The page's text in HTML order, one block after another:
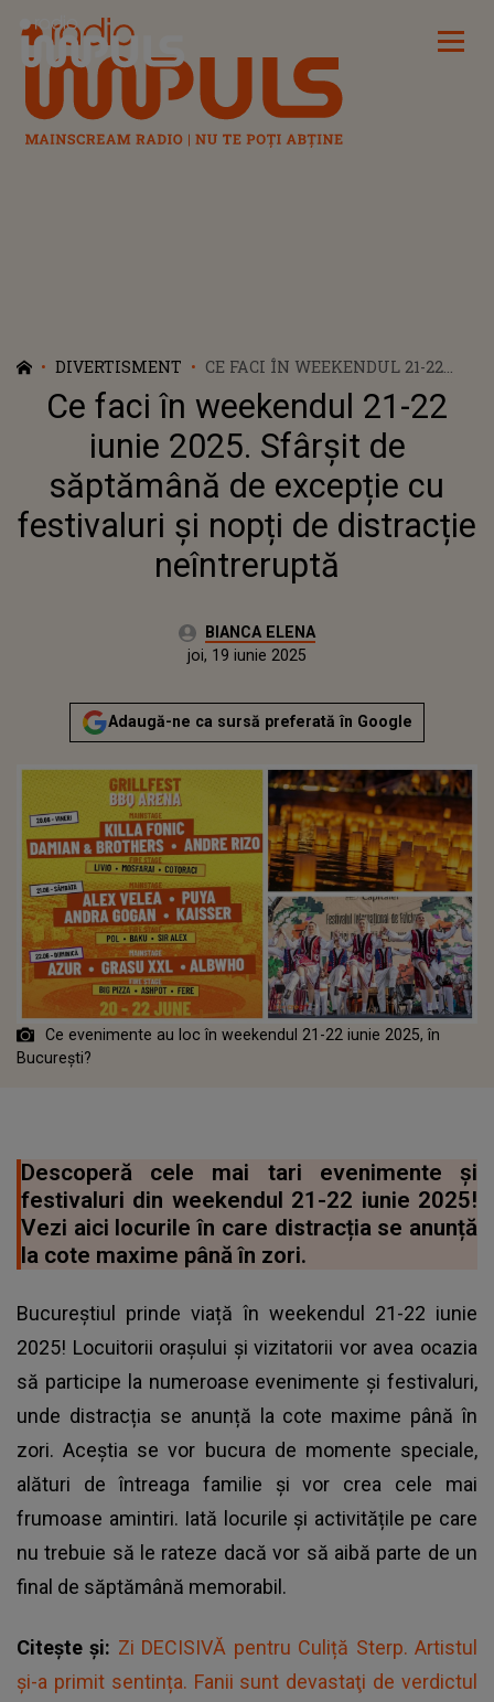
Radio Impuls
DIVERTISMENT
CE FACI ÎN WEEKENDUL 21-22
IUNIE 2025. SFÂRȘIT DE
SĂPTĂMÂNĂ DE EXCEPȚIE CU
FESTIVALURI ȘI NOPȚI DE
DISTRACȚIE NEÎNTRERUPTĂ
Ce faci în weekendul 21-22
iunie 2025. Sfârșit de
săptămână de excepție cu
festivaluri și nopți de distracție
neîntreruptă
Autor:BIANCA ELENA
Actualizat:
joi, 19 iunie 2025
Adaugă-ne ca sursă preferată în Google
Ce evenimente au loc în weekendul 21-22 iunie 2025, în
București?
Descoperă cele mai tari evenimente și
festivaluri din weekendul 21-22 iunie 2025!
Vezi aici locurile în care distracția se anunță
la cote maxime până în zori.
Bucureștiul prinde viață în weekendul 21-22 iunie
2025! Locuitorii orașului și vizitatorii vor avea ocazia
să participe la numeroase evenimente și festivaluri,
unde distracția se anunță la cote maxime până în
zori. Aceștia se vor bucura de momente speciale,
alături de întreaga familie și vor crea cele mai
frumoase amintiri. Iată locurile și activitățile pe care
nu trebuie să le rateze dacă vor să aibă parte de un
final de săptămână memorabil.
Citește și: Zi DECISIVĂ pentru Culiță Sterp. Artistul
și-a primit sentința. Fanii sunt devastaţi de verdictul